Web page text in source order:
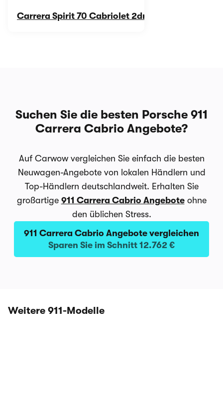
Carrera Spirit 70 Cabriolet 2dr
Suchen Sie die besten Porsche 911
Carrera Cabrio Angebote?
Auf Carwow vergleichen Sie einfach die besten
Neuwagen-Angebote von lokalen Händlern und
Top-Händlern deutschlandweit. Erhalten Sie
großartige 911 Carrera Cabrio Angeboteohne
den üblichen Stress.
911 Carrera Cabrio Angebote vergleichen
Sparen Sie im Schnitt 12.762 €
Weitere 911-Modelle